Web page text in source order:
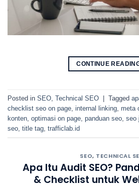
CONTINUE
Posted in SEO Technical SEO | Tagged
checklist seo on page internal linking meta
konten optimasi on page panduan seo seo
seo title tag trafficlab.id
SEO, TECHNICAL
Apa Itu Audit SEO?
& Checklist untuk